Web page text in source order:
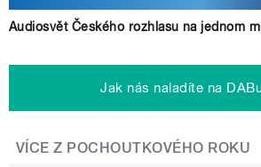
Audiosvět Českého rozhlasu na jednom
Jak nás naladíte na
VÍCE Z POCHOUTKOVÉHO ROKU